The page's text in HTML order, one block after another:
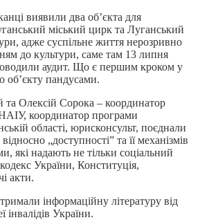
виявили два об’єкта для
міський цирк та Луганський
адже суспільне життя нерозривно
до культури, саме там 13 липня
аудит. Що є першим кроком у
об’єкту пандусами.
та Олексій Сорока – координатор
координатор програми
області, юрисконсульт, поєднали
„доступності” та її механізмів
які надають не тільки соціальний
України, Конституція,
акти.
інформаційну літературу від
інвалідів України.